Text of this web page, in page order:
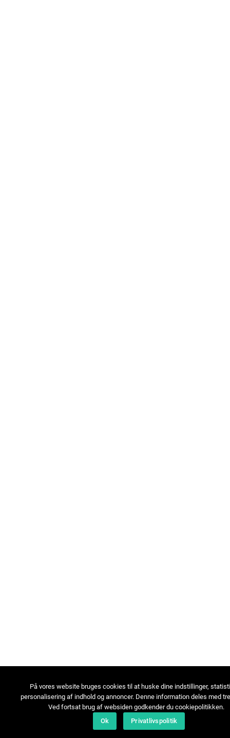
På vores website bruges cookies til at huske dine indstillinger,
personalisering af indhold og annoncer. Denne information deles med
Ved fortsat brug af websiden godkender du cookiepolitikken.
Ok
Privatlivspolitik